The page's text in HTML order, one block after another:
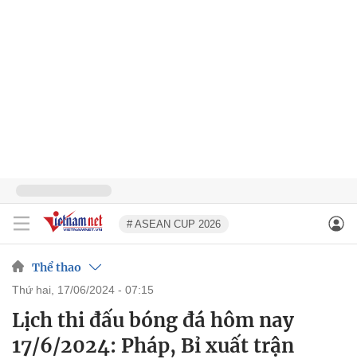
# ASEAN CUP 2026
Thể thao
thứ hai, 17/06/2024 - 07:15
Lịch thi đấu bóng đá hôm nay
17/6/2024: Pháp, Bỉ xuất trận